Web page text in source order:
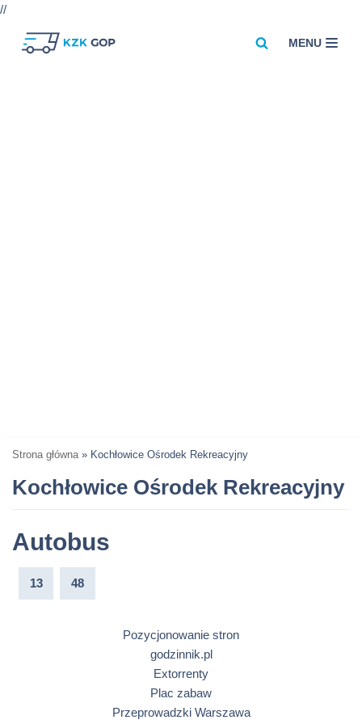
//
MENU
Strona główna » Kochłowice Ośrodek Rekreacyjny
Kochłowice Ośrodek Rekreacyjny
Autobus
13 48
Pozycjonowanie stron
godzinnik.pl
Extorrenty
Plac zabaw
Przeprowadzki Warszawa